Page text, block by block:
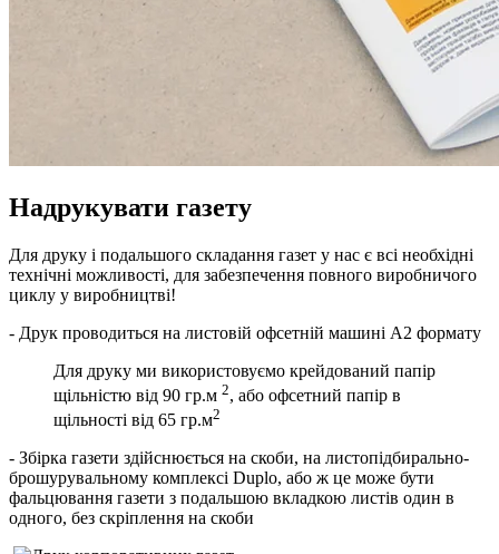
Надрукувати газету
Для друку і подальшого складання газет у нас є всі необхідні
технічні можливості, для забезпечення повного виробничого
циклу у виробництві!
- Друк проводиться на листовій офсетній машині А2 формату
Для друку ми використовуємо крейдований папір
щільністю від 90 гр.м 2, або офсетний папір в
щільності від 65 гр.м2
- Збірка газети здійснюється на скоби, на листопідбирально-
брошурувальному комплексі Duplo, або ж це може бути
фальцювання газети з подальшою вкладкою листів один в
одного, без скріплення на скоби